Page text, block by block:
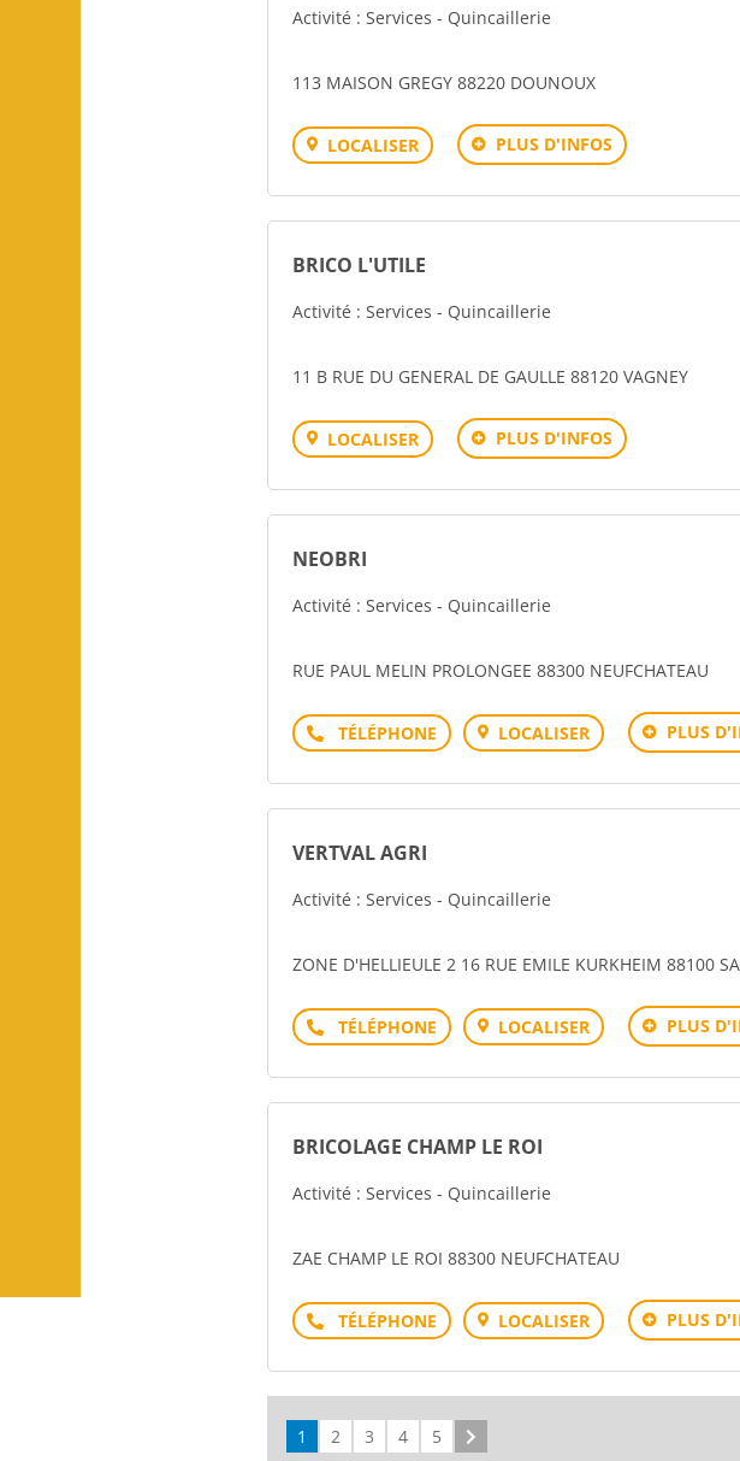
Activité : Services - Quincaillerie
113 MAISON GREGY 88220 DOUNOUX
LOCALISER PLUS D'INFOS
BRICO L'UTILE
Activité : Services - Quincaillerie
11 B RUE DU GENERAL DE GAULLE 88120 VAGNEY
LOCALISER PLUS D'INFOS
NEOBRI
Activité : Services - Quincaillerie
RUE PAUL MELIN PROLONGEE 88300 NEUFCHATEAU
Téléphone LOCALISER PLUS
VERTVAL AGRI
Activité : Services - Quincaillerie
ZONE D'HELLIEULE 2 16 RUE EMILE KURKHEIM 88100
Téléphone LOCALISER PLUS
BRICOLAGE CHAMP LE ROI
Activité : Services - Quincaillerie
ZAE CHAMP LE ROI 88300 NEUFCHATEAU
Téléphone LOCALISER PLUS
1 2 3 4 5